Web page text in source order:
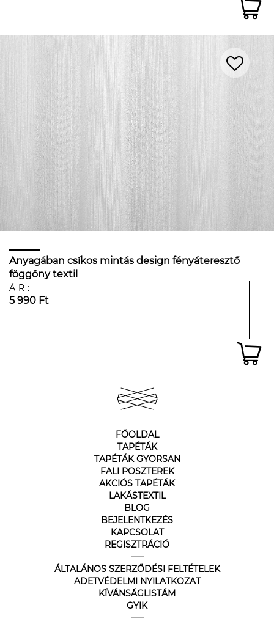
Anyagában csíkos mintás design fényáteresztő
föggöny textil
ÁR:
5 990 Ft
FŐOLDAL
TAPÉTÁK
TAPÉTÁK GYORSAN
FALI POSZTEREK
AKCIÓS TAPÉTÁK
LAKÁSTEXTIL
BLOG
BEJELENTKEZÉS
KAPCSOLAT
REGISZTRÁCIÓ
ÁLTALÁNOS SZERZŐDÉSI FELTÉTELEK
ADETVÉDELMI NYILATKOZAT
KÍVÁNSÁGLISTÁM
GYIK